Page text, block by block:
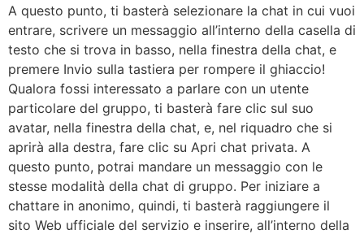
A questo punto, ti basterà selezionare la chat in cui vuoi
entrare, scrivere un messaggio all’interno della casella di
testo che si trova in basso, nella finestra della chat, e
premere Invio sulla tastiera per rompere il ghiaccio!
Qualora fossi interessato a parlare con un utente
particolare del gruppo, ti basterà fare clic sul suo
avatar, nella finestra della chat, e, nel riquadro che si
aprirà alla destra, fare clic su Apri chat privata. A
questo punto, potrai mandare un messaggio con le
stesse modalità della chat di gruppo. Per iniziare a
chattare in anonimo, quindi, ti basterà raggiungere il
sito Web ufficiale del servizio e inserire, all’interno della